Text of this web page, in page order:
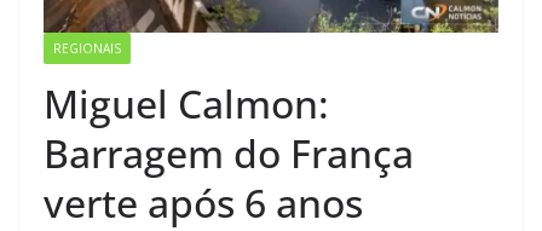
REGIONAIS
Miguel Calmon:
Barragem do França
verte após 6 anos